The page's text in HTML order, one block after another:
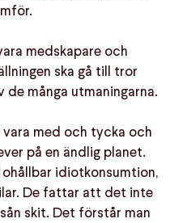
medskapare och
ska gå till tror
många utmaningarna.
med och tycka och
på en ändlig planet.
idiotkonsumtion,
De fattar att det inte
skit. Det förstår man